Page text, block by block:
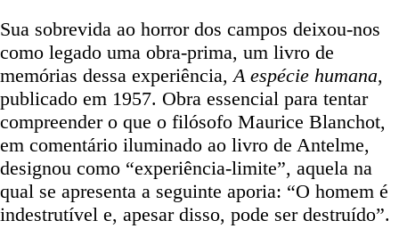
Sua sobrevida ao horror dos campos deixou-nos
como legado uma obra-prima, um livro de
memórias dessa experiência,A espécie humana,
publicado em 1957. Obra essencial para tentar
compreender o que o filósofo Maurice Blanchot,
em comentário iluminado ao livro de Antelme,
designou como “experiência-limite”, aquela na
qual se apresenta a seguinte aporia: “O homem é
indestrutível e, apesar disso, pode ser destruído”.